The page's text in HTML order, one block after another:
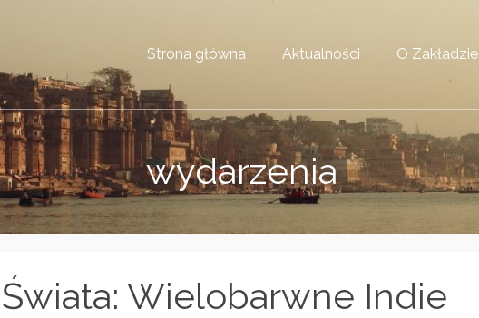
Strona główna Aktualności O Zakładzie
wydarzenia
Wielobarwne Indie